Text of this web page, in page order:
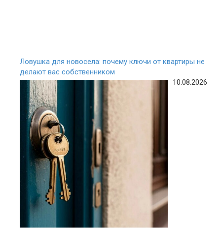
Ловушка для новосела: почему ключи от квартиры не
делают вас собственником
10.08.2026